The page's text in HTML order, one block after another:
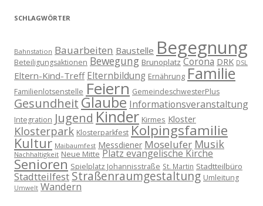
SCHLAGWÖRTER
Bahnstation Bauarbeiten Baustelle Begegnung
Beteiligungsaktionen Bewegung Brunoplatz Corona DRK DSL
Eltern-Kind-Treff Elternbildung Ernährung Familie
Familienlotsenstelle Feiern GemeindeschwesterPlus
Gesundheit Glaube Informationsveranstaltung
Integration Jugend Kinder Kirmes Kloster
Klosterpark Klosterparkfest Kolpingsfamilie
Kultur Maibaumfest Messdiener Moselufer Musik
Nachhaltigkeit Neue Mitte Platz evangelische Kirche
Senioren Spielplatz Johannisstraße St. Martin Stadtteilbüro
Stadtteilfest Straßenraumgestaltung Umleitung
Umwelt Wandern